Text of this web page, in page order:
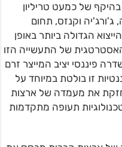
של כמעט טריליון
ג'ורג'יה וקנזס, תחום
הגדולה ביותר באופן
של התעשייה הזו
פיננסי יציב המייצר זרם
זו בולטת במיוחד על
את מעמדה של ארצות
תעופה מתקדמות